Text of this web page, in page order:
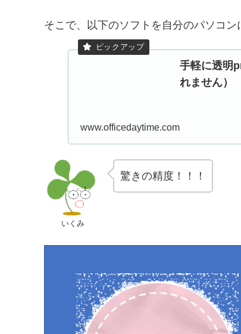
そこで、以下のソフトを自分のパソコ
手軽に透明
れません）
www.officedaytime.com
いくみ
驚きの精度！！！